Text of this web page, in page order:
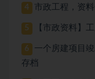
4 市政工程，资
5 【市政资料】
6
一个房建项目
存档